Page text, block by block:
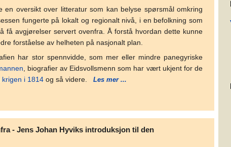
en oversikt over litteratur som kan belyse spørsmål omkring
fungerte på lokalt og regionalt nivå, i en befolkning som
få avgjørelser servert ovenfra. Å forstå hvordan dette kunne
forståelse av helheten på nasjonalt plan.
har stor spennvidde, som mer eller mindre panegyriske
, biografier av Eidsvollsmenn som har vært ukjent for de
krigen i 1814 og så videre. Les mer ...
- Jens Johan Hyviks introduksjon til den